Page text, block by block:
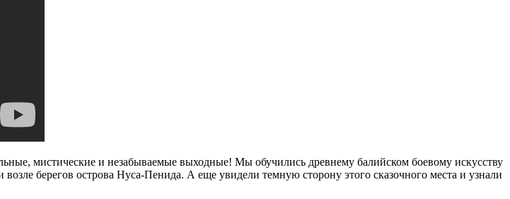
мистические и незабываемые выходные! Мы обучились древнему балийском боевому искусству
берегов острова Нуса-Пенида. А еще увидели темную сторону этого сказочного места и узнали